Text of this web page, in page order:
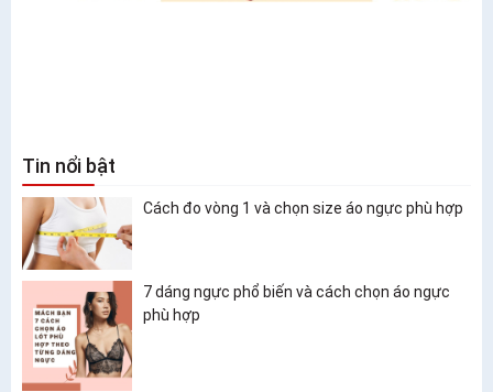
Tin nổi bật
Cách đo vòng 1 và chọn size áo ngực phù hợp
7 dáng ngực phổ biến và cách chọn áo ngực
phù hợp